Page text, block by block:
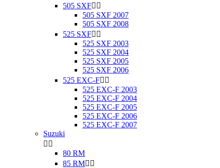
505 SXF 
505 SXF 2007
505 SXF 2008
525 SXF 
525 SXF 2003
525 SXF 2004
525 SXF 2005
525 SXF 2006
525 EXC-F 
525 EXC-F 2003
525 EXC-F 2004
525 EXC-F 2005
525 EXC-F 2006
525 EXC-F 2007
Suzuki
 
80 RM
85 RM 